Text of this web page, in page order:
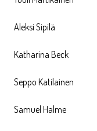
Aleksi Sipilä
Katharina Beck
Seppo Katilainen
Samuel Halme